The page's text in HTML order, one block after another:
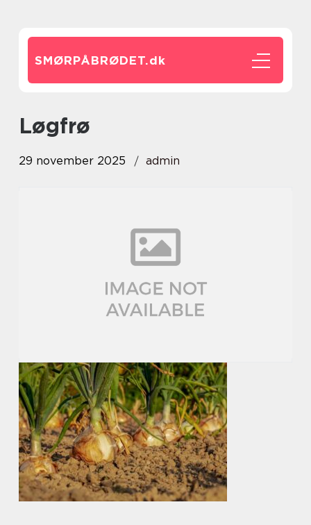
SMØRPÅBRØDET.dk
Løgfrø
29 november 2025 admin